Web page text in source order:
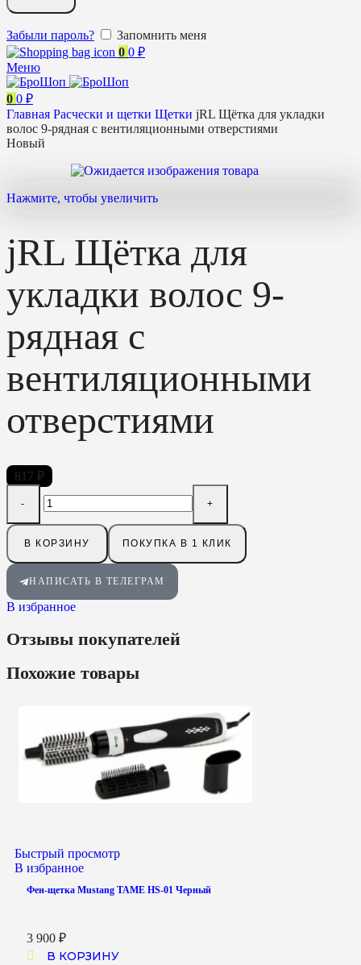
Забыли пароль?
Запомнить меня
0 0 ₽
Меню
0 0 ₽
Главная Расчески и щетки Щетки jRL Щётка для укладки
волос 9-рядная с вентиляционными отверстиями
Новый
Нажмите, чтобы увеличить
jRL Щётка для
укладки волос 9-
рядная с
вентиляционными
отверстиями
817 ₽
В КОРЗИНУ ПОКУПКА В 1 КЛИК
НАПИСАТЬ В ТЕЛЕГРАМ
В избранное
Отзывы покупателей
Похожие товары
Быстрый просмотр
В избранное
Фен-щетка Mustang TAME HS-01 Черный
3 900 ₽
В КОРЗИНУ